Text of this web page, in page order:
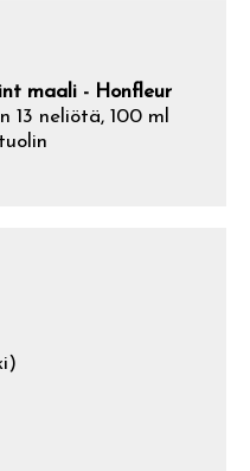
maali - Honfleur
13 neliötä, 100 ml